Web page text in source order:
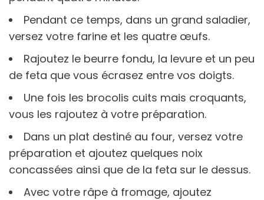
Pendant ce temps, dans un grand saladier,
versez votre farine et les quatre œufs.
Rajoutez le beurre fondu, la levure et un peu
de feta que vous écrasez entre vos doigts.
Une fois les brocolis cuits mais croquants,
vous les rajoutez à votre préparation.
Dans un plat destiné au four, versez votre
préparation et ajoutez quelques noix
concassées ainsi que de la feta sur le dessus.
Avec votre râpe à fromage, ajoutez